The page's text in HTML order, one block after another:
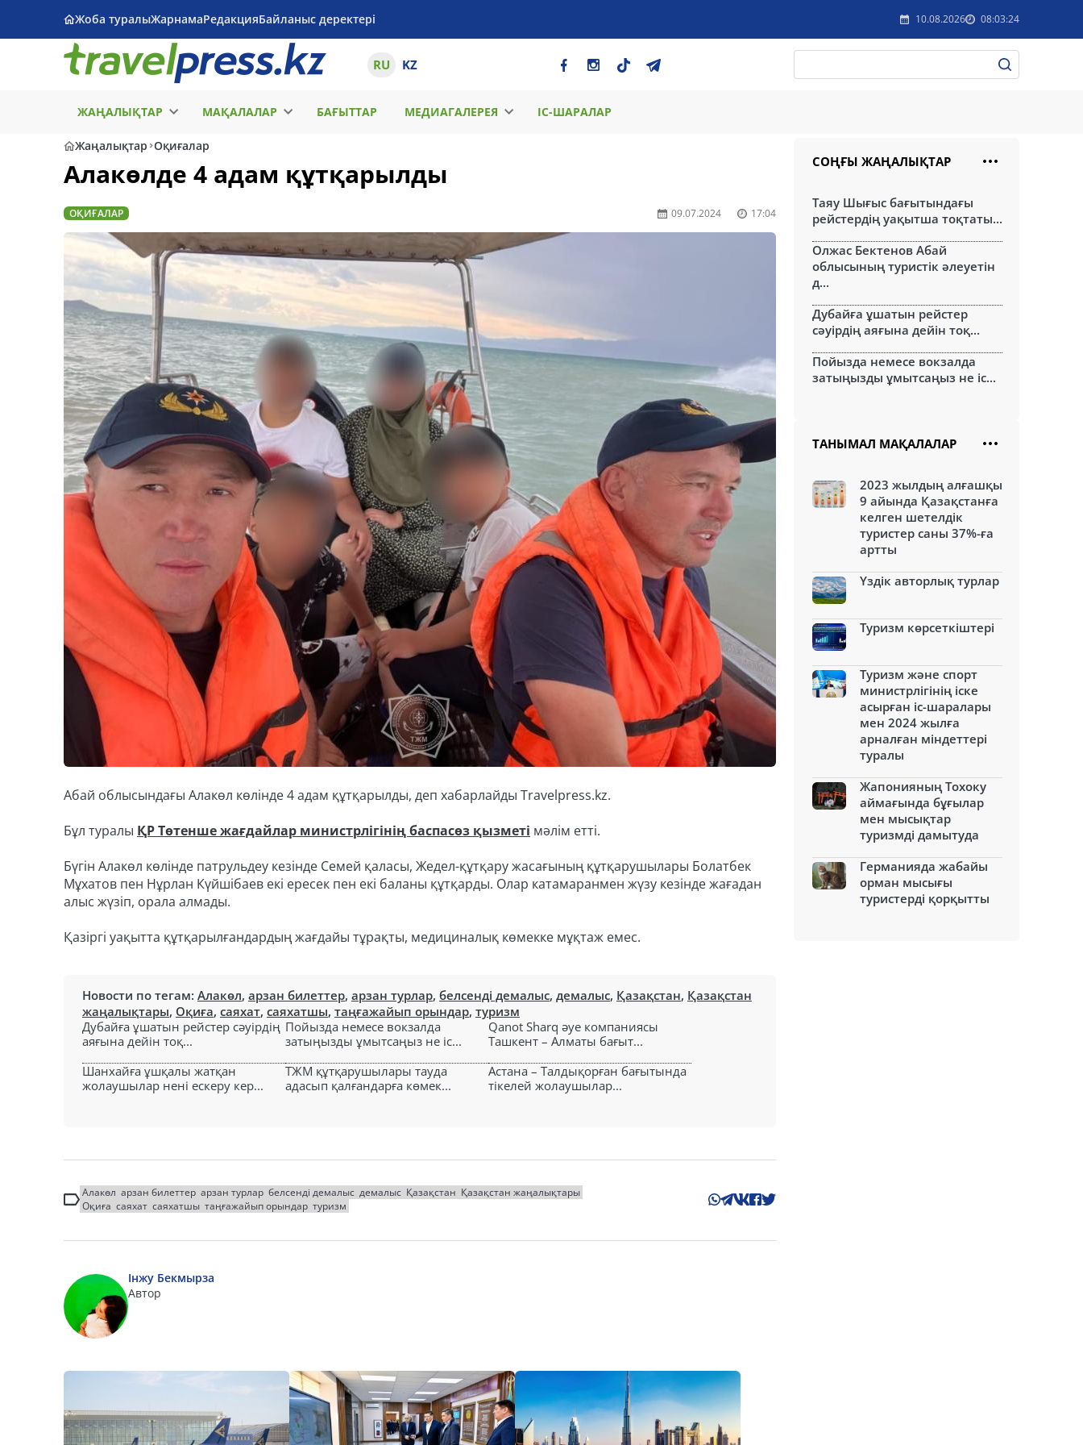
Жоба туралыЖарнамаРедакцияБайланыс деректері 10.08.2026 08:03:24
RU KZ
ЖАҢАЛЫҚТАР МАҚАЛАЛАР БАҒЫТТАР МЕДИАГАЛЕРЕЯ ІС-ШАРАЛАР
Жаңалықтар Оқиғалар
Алакөлде 4 адам құтқарылды
ОҚИҒАЛАР 09.07.2024 17:04
Абай облысындағы Алакөл көлінде 4 адам құтқарылды, деп хабарлайды Travelpress.kz.
Бұл туралы ҚР Төтенше жағдайлар министрлігінің баспасөз қызметі мәлім етті.
Бүгін Алакөл көлінде патрульдеу кезінде Семей қаласы, Жедел-құтқару жасағының құтқарушылары Болатбек
Мұхатов пен Нұрлан Күйшібаев екі ересек пен екі баланы құтқарды. Олар катамаранмен жүзу кезінде жағадан
алыс жүзіп, орала алмады.
Қазіргі уақытта құтқарылғандардың жағдайы тұрақты, медициналық көмекке мұқтаж емес.
Новости по тегам: Алакөл, арзан билеттер, арзан турлар, белсенді демалыс, демалыс, Қазақстан, Қазақстан
жаңалықтары, Оқиға, саяхат, саяхатшы, таңғажайып орындар, туризм
Дубайға ұшатын рейстер сәуірдің
аяғына дейін тоқ...
Пойызда немесе вокзалда
затыңызды ұмытсаңыз не іс...
Qanot Sharq әуе компаниясы
Ташкент – Алматы бағыт...
Шанхайға ұшқалы жатқан
жолаушылар нені ескеру кер...
ТЖМ құтқарушылары тауда
адасып қалғандарға көмек...
Астана – Талдықорған бағытында
тікелей жолаушылар...
Алакөл арзан билеттер арзан турлар белсенді демалыс демалыс Қазақстан Қазақстан жаңалықтары
Оқиға саяхат саяхатшы таңғажайып орындар туризм
Інжу Бекмырза
Автор
СОҢҒЫ ЖАҢАЛЫҚТАР
Таяу Шығыс бағытындағы
рейстердің уақытша тоқтаты...
Олжас Бектенов Абай
облысының туристік әлеуетін
д...
Дубайға ұшатын рейстер
сәуірдің аяғына дейін тоқ...
Пойызда немесе вокзалда
затыңызды ұмытсаңыз не іс...
ТАНЫМАЛ МАҚАЛАЛАР
2023 жылдың алғашқы
9 айында Қазақстанға
келген шетелдік
туристер саны 37%-ға
артты
Үздік авторлық турлар
Туризм көрсеткіштері
Туризм және спорт
министрлігінің іске
асырған іс-шаралары
мен 2024 жылға
арналған міндеттері
туралы
Жапонияның Тохоку
аймағында бұғылар
мен мысықтар
туризмді дамытуда
Германияда жабайы
орман мысығы
туристерді қорқытты